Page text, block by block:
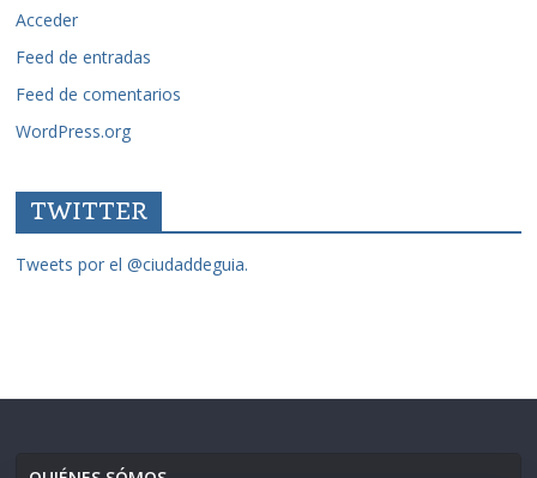
Acceder
Feed de entradas
Feed de comentarios
WordPress.org
TWITTER
Tweets por el @ciudaddeguia.